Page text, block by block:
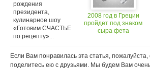
рождения
президента,
кулинарное шоу
«Готовим СЧАСТЬЕ
по рецепту»...
2008 год в Греции
пройдет под знаком
сыра фета
Если Вам понравилась эта статья,
поделитесь ею с друзьями. Мы будем Вам